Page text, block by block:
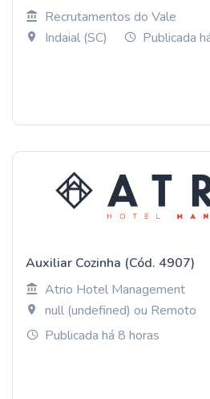
Recrutamentos do Vale
Indaial (SC)
Publicada
Auxiliar Cozinha (Cód. 4907)
Atrio Hotel Management
null (undefined) ou Remoto
Publicada há 8 horas